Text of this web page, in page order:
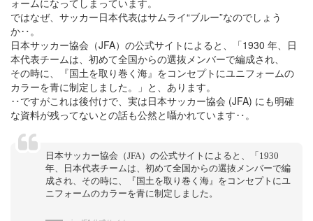
ではなぜ、サッカー日本代表はサムライ“ブルー”なのでしょう
か‥。
日本サッカー協会（JFA）の公式サイトによると、「1930 年、日
本代表チームは、初めて全国からの選抜メンバーで編成され、
その時に、『国土を取り巻く海』をコンセプトにユニフォームの
カラーを青に制定しました。」と、あります。
‥ですがこれは後付けで、実は日本サッカー協会 (JFA) にも明確
な資料が残ってないとの話も公然と囁かれています‥。
日本サッカー協会（JFA）の公式サイトによると、「1930
年、日本代表チームは、初めて全国からの選抜メンバーで編
成され、その時に、『国土を取り巻く海』をコンセプトにユ
ニフォームのカラーを青に制定しました。